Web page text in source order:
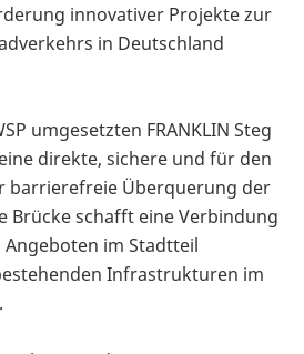
innovativer Projekte zur
in Deutschland
umgesetzten FRANKLIN Steg
direkte, sichere und für den
barrierefreie Überquerung der
Brücke schafft eine Verbindung
im Stadtteil
Infrastrukturen im